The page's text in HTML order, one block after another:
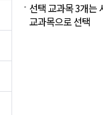
선택 교과목 3개는
교과목으로 선택